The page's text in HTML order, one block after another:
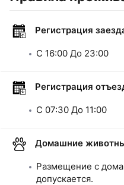
Регистрация
C 16:00 До 23:00
Регистрация
C 07:30 До 11:00
Домашние
Размещение с
допускается.